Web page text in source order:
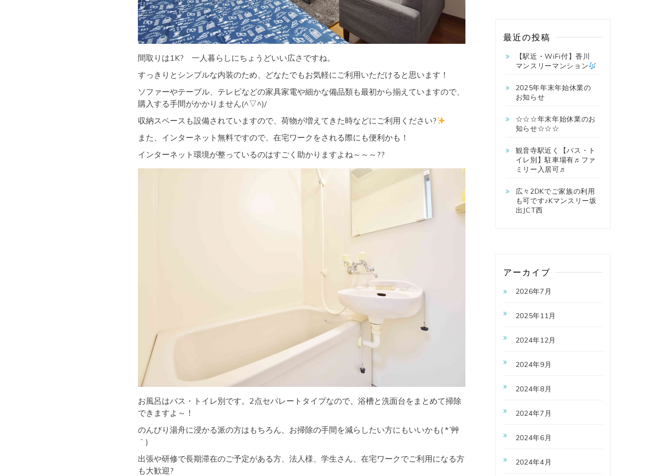
間取りは1K? 一人暮らしにちょうどいい広さですね。
すっきりとシンプルな内装のため、どなたでもお気軽にご利用いただけると思います！
ソファーやテーブル、テレビなどの家具家電や細かな備品類も最初から揃えていますので、
購入する手間がかかりません(^▽^)/
収納スペースも設備されていますので、荷物が増えてきた時などにご利用ください?
また、インターネット無料ですので、在宅ワークをされる際にも便利かも！
インターネット環境が整っているのはすごく助かりますよね～～～??
お風呂はバス・トイレ別です。2点セパレートタイプなので、浴槽と洗面台をまとめて掃除
できますよ～！
のんびり湯舟に浸かる派の方はもちろん、お掃除の手間を減らしたい方にもいいかも( *´艸
｀)
出張や研修で長期滞在のご予定がある方、法人様、学生さん、在宅ワークでご利用になる方
も大歓迎?
最近の投稿
【駅近・WiFi付】香川
マンスリーマンション
2025年年末年始休業の
お知らせ
☆☆☆年末年始休業のお
知らせ☆☆☆
観音寺駅近く【バス・ト
イレ別】駐車場有♬ファ
ミリー入居可♬
広々2DKでご家族の利用
も可です♪Kマンスリー坂
出JCT西
アーカイブ
2026年7月
2025年11月
2024年12月
2024年9月
2024年8月
2024年7月
2024年6月
2024年4月